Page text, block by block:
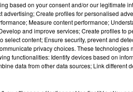
based on your consent and/or our legitimate
Create profiles for personalised
Measure content performance;
and improve services; Create profiles to
content; Ensure security, prevent and
privacy choices. These technologies
functionalities: Identify devices based on
data from other data sources; Link different